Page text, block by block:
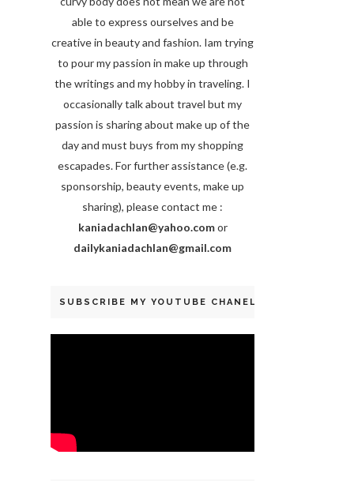
able to express ourselves and be
creative in beauty and fashion. Iam trying
to pour my passion in make up through
the writings and my hobby in traveling. I
occasionally talk about travel but my
passion is sharing about make up of the
day and must buys from my shopping
escapades. For further assistance (e.g.
sponsorship, beauty events, make up
sharing), please contact me :
kaniadachlan@yahoo.comor
dailykaniadachlan@gmail.com
SUBSCRIBE MY YOUTUBE CHANEL